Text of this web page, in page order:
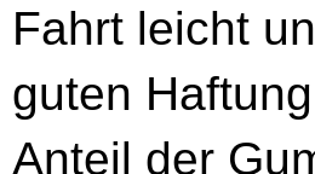
Fahrt leicht
guten
Anteil der